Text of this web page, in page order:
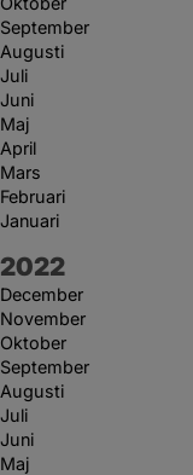
September
Augusti
Juli
Juni
Maj
April
Mars
Februari
Januari
År:
2022
December
November
Oktober
September
Augusti
Juli
Juni
Maj